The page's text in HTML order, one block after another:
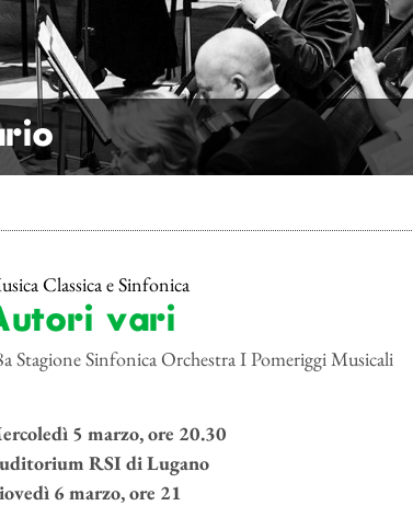
Classica e Sinfonica
vari
Stagione Sinfonica Orchestra I Pomeriggi Musicali
5 marzo, ore 20.30
RSI di Lugano
6 marzo, ore 21